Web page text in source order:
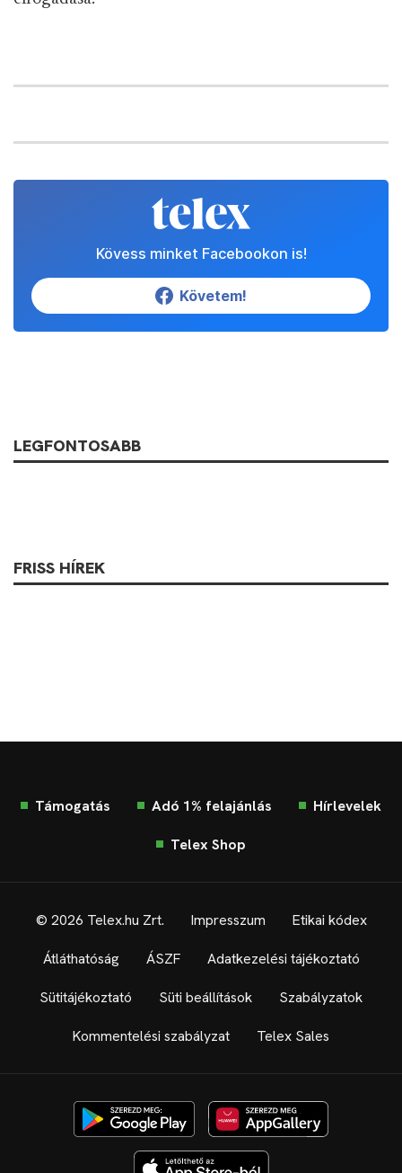
Kövess minket Facebookon is!
Követem!
LEGFONTOSABB
FRISS HÍREK
Támogatás Adó 1% felajánlás Hírlevelek
Telex Shop
© 2026 Telex.hu Zrt. Impresszum Etikai kódex
Átláthatóság ÁSZF Adatkezelési tájékoztató
Sütitájékoztató Süti beállítások Szabályzatok
Kommentelési szabályzat Telex Sales